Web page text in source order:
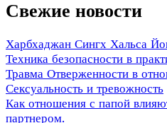
Свежие новости
Харбхаджан Сингх Хальса
Техника безопасности в
Травма Отверженности в
Сексуальность и тревожность
Как отношения с папой
партнером.